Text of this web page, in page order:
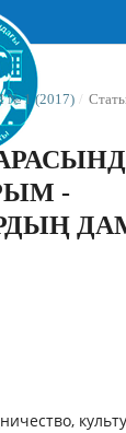
№ 1 (2017) /
-